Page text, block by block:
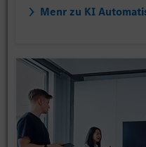
Menr zu KI